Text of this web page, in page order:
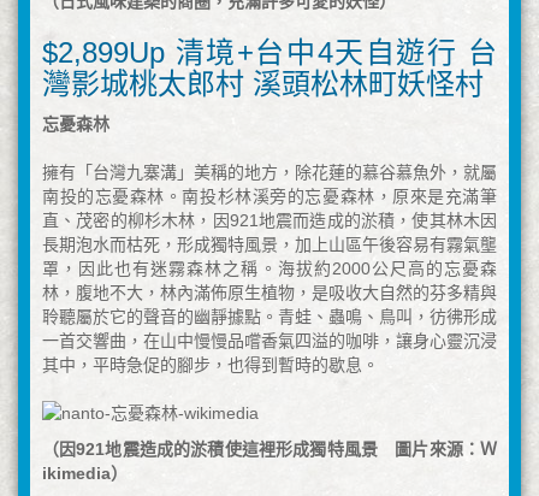
$2,899Up 清境+台中4天自遊行 台
灣影城桃太郎村 溪頭松林町妖怪村
忘憂森林
擁有「台灣九寨溝」美稱的地方，除花蓮的慕谷慕魚外，就屬
南投的忘憂森林。南投杉林溪旁的忘憂森林，原來是充滿筆
直、茂密的柳杉木林，因921地震而造成的淤積，使其林木因
長期泡水而枯死，形成獨特風景，加上山區午後容易有霧氣壟
罩，因此也有迷霧森林之稱。海拔約2000公尺高的忘憂森
林，腹地不大，林內滿佈原生植物，是吸收大自然的芬多精與
聆聽屬於它的聲音的幽靜據點。青蛙、蟲鳴、鳥叫，彷彿形成
一首交響曲，在山中慢慢品嚐香氣四溢的咖啡，讓身心靈沉浸
其中，平時急促的腳步，也得到暫時的歇息。
（因921地震造成的淤積使這裡形成獨特風景 圖片來源： Ｗ
ikimedia）